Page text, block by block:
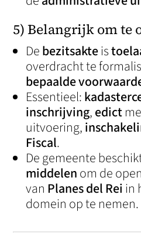
5) Belangrijk om te
Debezitsakteis
overdracht te
bepaalde
Essentieel:
inschrijving,edict
uitvoering,
Fiscal.
De gemeente
middelenom de
van Planes del Rei in
domein op te nemen.